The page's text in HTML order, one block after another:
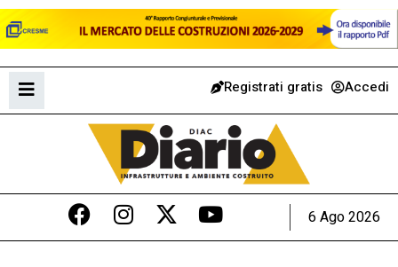
Registrati gratis Accedi
6 Ago 2026